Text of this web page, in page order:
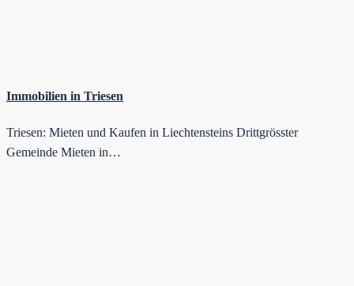
Immobilien in Triesen
Triesen: Mieten und Kaufen in Liechtensteins Drittgrösster
Gemeinde Mieten in…